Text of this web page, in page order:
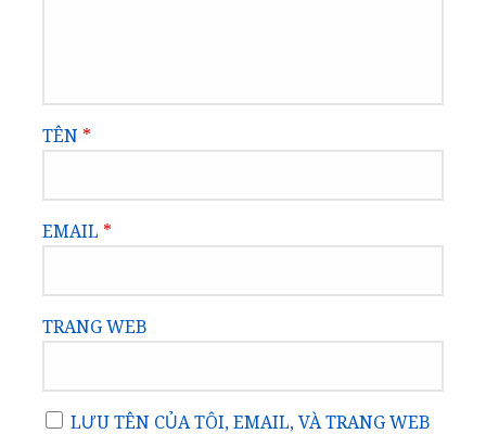
TÊN *
EMAIL *
TRANG WEB
LƯU TÊN CỦA TÔI, EMAIL, VÀ TRANG WEB